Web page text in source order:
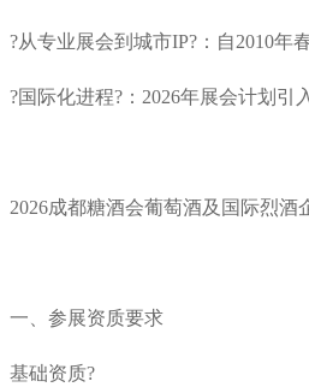
?从专业展会到城市IP?：自2010年
?国际化进程?：2026年展会计划引
2026成都糖酒会葡萄酒及国际烈酒
一、参展资质要求
基础资质?